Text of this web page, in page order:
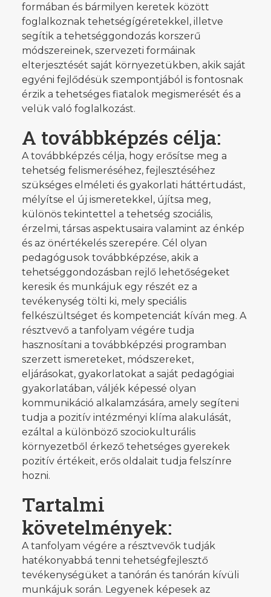
formában és bármilyen keretek között
foglalkoznak tehetségígéretekkel, illetve
segítik a tehetséggondozás korszerű
módszereinek, szervezeti formáinak
elterjesztését saját környezetükben, akik saját
egyéni fejlődésük szempontjából is fontosnak
érzik a tehetséges fiatalok megismerését és a
velük való foglalkozást.
A továbbképzés célja:
A továbbképzés célja, hogy erősítse meg a
tehetség felismeréséhez, fejlesztéséhez
szükséges elméleti és gyakorlati háttértudást,
mélyítse el új ismeretekkel, újítsa meg,
különös tekintettel a tehetség szociális,
érzelmi, társas aspektusaira valamint az énkép
és az önértékelés szerepére. Cél olyan
pedagógusok továbbképzése, akik a
tehetséggondozásban rejlő lehetőségeket
keresik és munkájuk egy részét ez a
tevékenység tölti ki, mely speciális
felkészültséget és kompetenciát kíván meg. A
résztvevő a tanfolyam végére tudja
hasznosítani a továbbképzési programban
szerzett ismereteket, módszereket,
eljárásokat, gyakorlatokat a saját pedagógiai
gyakorlatában, váljék képessé olyan
kommunikáció alkalamzására, amely segíteni
tudja a pozitív intézményi klíma alakulását,
ezáltal a különböző szociokulturális
környezetből érkező tehetséges gyerekek
pozitív értékeit, erős oldalait tudja felszínre
hozni.
Tartalmi
követelmények:
A tanfolyam végére a résztvevők tudják
hatékonyabbá tenni tehetségfejlesztő
tevékenységüket a tanórán és tanórán kívüli
munkájuk során. Legyenek képesek az